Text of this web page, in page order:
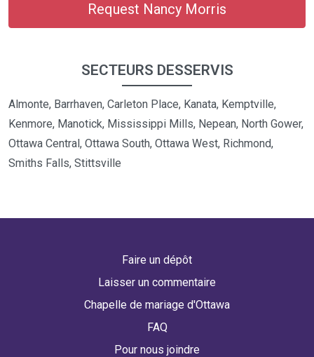
Request Nancy Morris
SECTEURS DESSERVIS
Almonte, Barrhaven, Carleton Place, Kanata, Kemptville,
Kenmore, Manotick, Mississippi Mills, Nepean, North Gower,
Ottawa Central, Ottawa South, Ottawa West, Richmond,
Smiths Falls, Stittsville
Faire un dépôt
Laisser un commentaire
Chapelle de mariage d'Ottawa
FAQ
Pour nous joindre